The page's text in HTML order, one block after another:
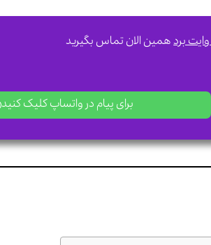
بردهمین الان تماس بگیرید
برای پیام در واتساپ کلیک کنید